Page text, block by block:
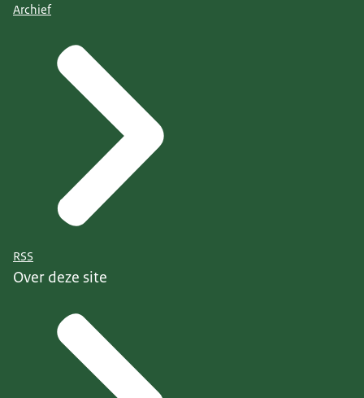
Archief
RSS
Over deze site